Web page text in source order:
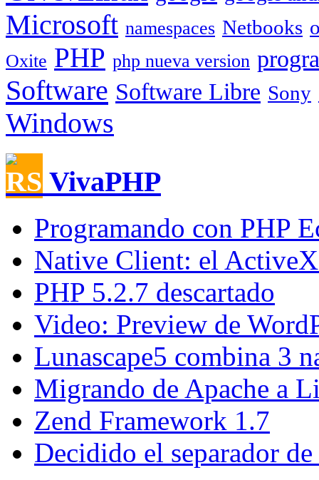
Microsoft namespaces Netbooks
Oxite PHP php nueva version
Software Software Libre Sony
Windows
VivaPHP
Programando con PHP
Native Client: el
PHP 5.2.7 descartado
Video: Preview de
Lunascape5 combina 3
Migrando de Apache a
Zend Framework 1.7
Decidido el separador